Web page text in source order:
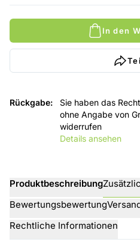
In den
Rückgabe:
Sie haben das
ohne Angabe von
widerrufen
Details ansehen
Produktbeschreibung
Bewertungsbewertung
Rechtliche Informationen